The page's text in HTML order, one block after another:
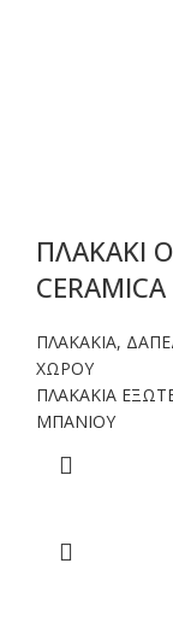
ΠΛΑΚΑΚΙ
CERAMICA
ΠΛΑΚΑΚΙΑ,
ΧΩΡΟΥ
ΠΛΑΚΑΚΙΑ
ΜΠΑΝΙΟΥ